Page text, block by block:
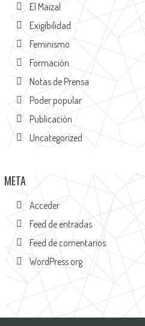
El Maizal
Exigibilidad
Feminismo
Formación
Notas de Prensa
Poder popular
Publicación
Uncategorized
META
Acceder
Feed de entradas
Feed de comentarios
WordPress.org